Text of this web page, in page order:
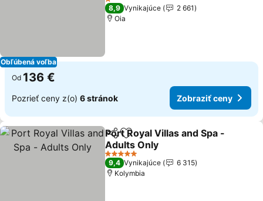
Obľúbená voľba
Zobraziť ceny
1 Počet hviezdičiek
8,9 Vynikajúce
2 661
Oia
Od 136 €
Pozrieť ceny z(o) 6 stránok Zobraziť ceny
ZdieľaťPridať do obľúbených
Port Royal Villas and Spa -
Adults Only
Zobraziť ceny
5 Počet hviezdičiek
9,4 Vynikajúce
6 315
Kolymbia